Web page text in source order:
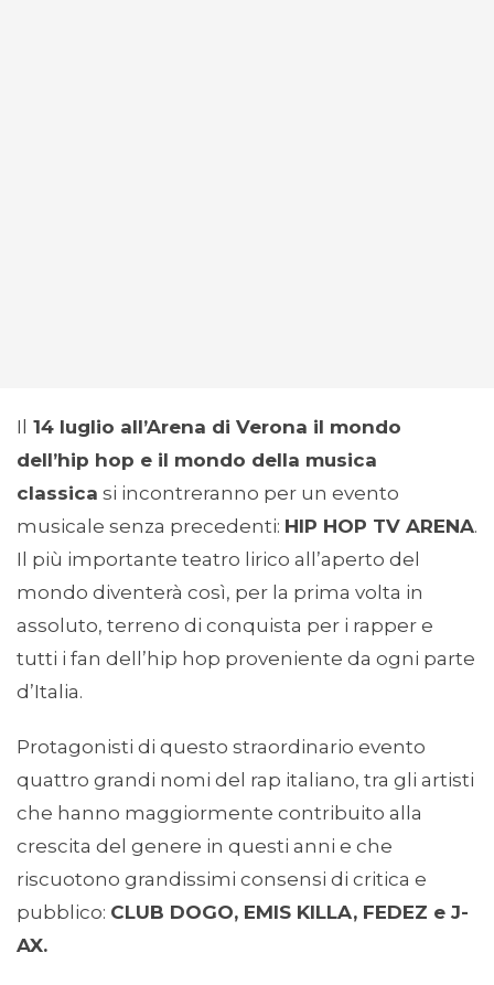
Il 14 luglio all’Arena di Verona il mondo
dell’hip hop e il mondo della musica
classica si incontreranno per un evento
musicale senza precedenti: HIP HOP TV ARENA.
Il più importante teatro lirico all’aperto del
mondo diventerà così, per la prima volta in
assoluto, terreno di conquista per i rapper e
tutti i fan dell’hip hop proveniente da ogni parte
d’Italia.
Protagonisti di questo straordinario evento
quattro grandi nomi del rap italiano, tra gli artisti
che hanno maggiormente contribuito alla
crescita del genere in questi anni e che
riscuotono grandissimi consensi di critica e
pubblico: CLUB DOGO, EMIS KILLA, FEDEZ e J-
AX.